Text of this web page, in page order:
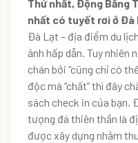
Thứ nhất, Động Băng
nhất có tuyết rơi ở Đà
Đà Lạt – địa điểm du
ảnh hấp dẫn. Tuy nhiên
chán bởi “cũng chỉ có
độc mà “chất” thì đây
sách check in của bạn.
tượng đá thiên thần là
được xây dựng nhằm